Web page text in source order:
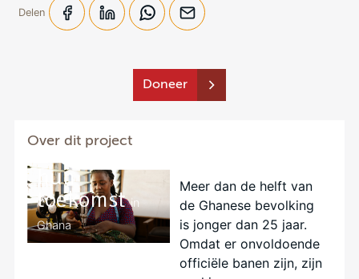
Delen
Doneer
Over dit project
Jongeren
werken aan
hun
toekomstin
Ghana
Meer dan de helft van
de Ghanese bevolking
is jonger dan 25 jaar.
Omdat er onvoldoende
officiële banen zijn, zijn